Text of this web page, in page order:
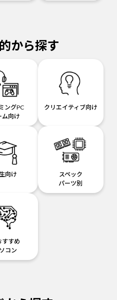
から探す
ングPC
ム向け
クリエイティブ向け
向け
スペック
パーツ別
すすめ
コン